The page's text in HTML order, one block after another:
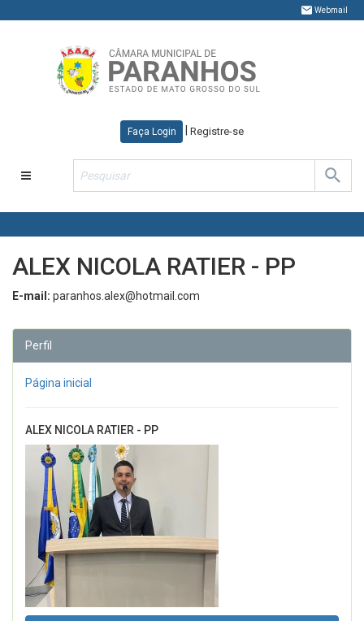
Webmail
Faça Login Registre-se
Toggle
navigation
ALEX NICOLA RATIER - PP
E-mail: paranhos.alex@hotmail.com
Perfil
Página inicial
ALEX NICOLA RATIER - PP